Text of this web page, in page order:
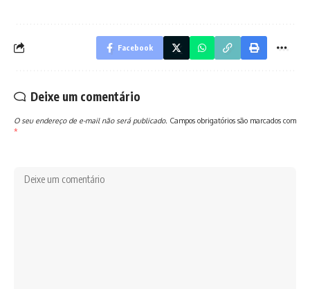
Facebook
Deixe um comentário
O seu endereço de e-mail não será publicado. Campos obrigatórios são marcados com
*